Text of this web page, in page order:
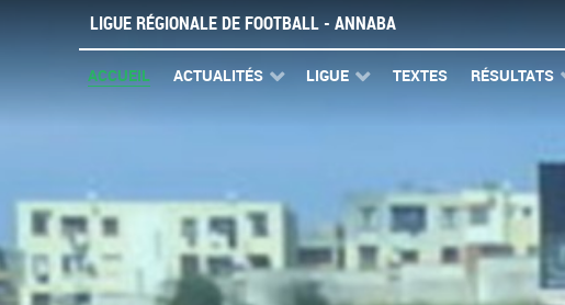
LIGUE RÉGIONALE DE FOOTBALL - ANNABA
ACCUEIL ACTUALITÉS LIGUE TEXTES RÉSULTATS